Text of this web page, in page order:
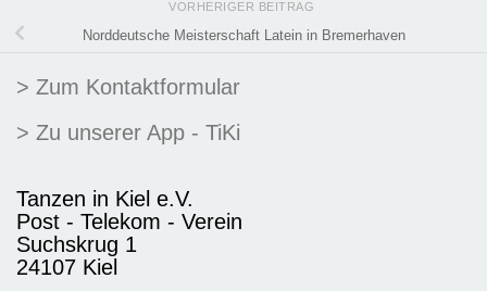
VORHERIGER BEITRAG
Norddeutsche Meisterschaft Latein in Bremerhaven
> Zum Kontaktformular
> Zu unserer App - TiKi
Tanzen in Kiel e.V.
Post - Telekom - Verein
Suchskrug 1
24107 Kiel